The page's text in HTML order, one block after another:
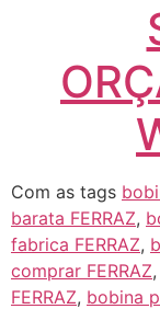
Com as tags
barata FERRAZ,
fabrica FERRAZ,
comprar FERRAZ,
FERRAZ, bobina